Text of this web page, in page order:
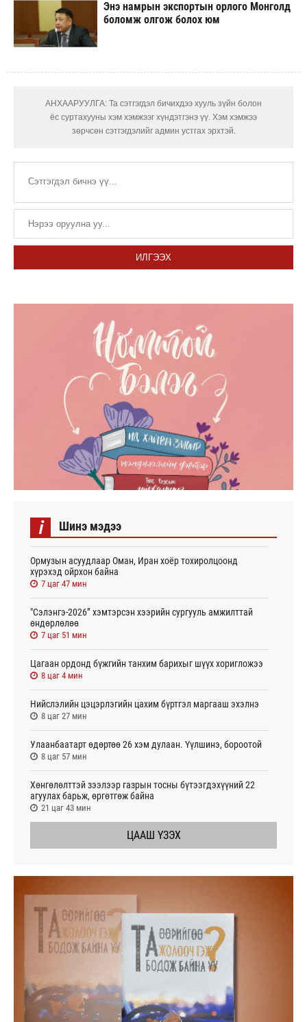
Энэ намрын экспортын орлого Монголд
боломж олгож болох юм
АНХААРУУЛГА: Та сэтгэгдэл бичихдээ хууль зүйн болон
ёс суртахууны хэм хэмжээг хүндэтгэнэ үү. Хэм хэмжээ
зөрчсөн сэтгэгдэлийг админ устгах эрхтэй.
ИЛГЭЭХ
i Шинэ мэдээ
Ормузын асуудлаар Оман, Иран хоёр тохиролцоонд
хүрэхэд ойрхон байна
7 цаг 47 мин
"Сэлэнгэ-2026” хэмтэрсэн хээрийн сургууль амжилттай
өндөрлөлөө
7 цаг 51 мин
Цагаан ордонд бүжгийн танхим барихыг шүүх хоригложээ
8 цаг 4 мин
Нийслэлийн цэцэрлэгийн цахим бүртгэл маргааш эхэлнэ
8 цаг 27 мин
Улаанбаатарт өдөртөө 26 хэм дулаан. Үүлшинэ, бороотой
8 цаг 57 мин
Хөнгөлөлттэй зээлээр газрын тосны бүтээгдэхүүний 22
агуулах барьж, өргөтгөж байна
21 цаг 43 мин
ЦААШ ҮЗЭХ